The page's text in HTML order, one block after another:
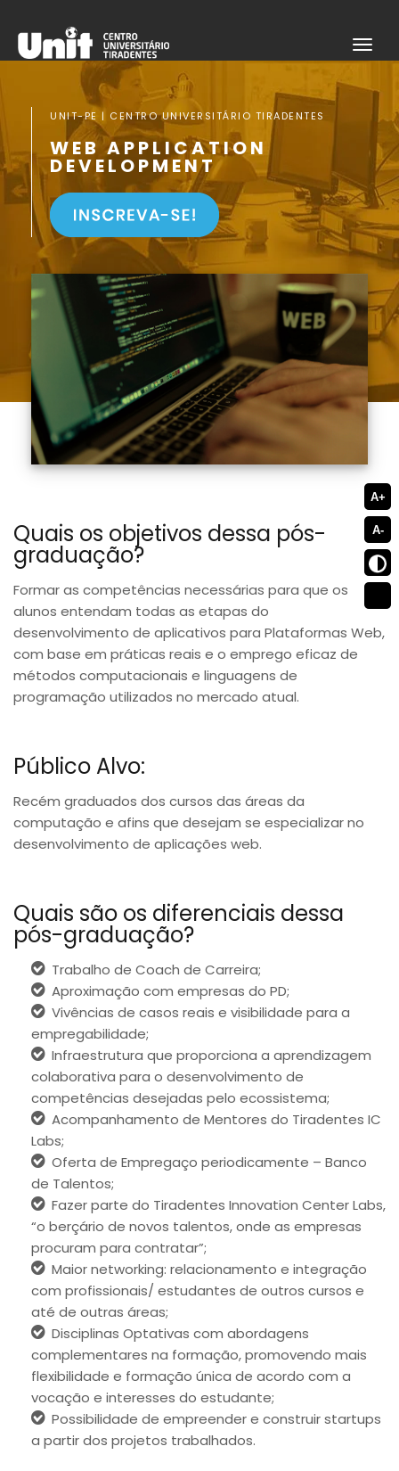
UNIT-PE | CENTRO UNIVERSITÁRIO TIRADENTES
WEB APPLICATION
DEVELOPMENT
Quais os objetivos dessa pós-
graduação?
Formar as competências necessárias para que os
alunos entendam todas as etapas do
desenvolvimento de aplicativos para Plataformas Web,
com base em práticas reais e o emprego eficaz de
métodos computacionais e linguagens de
programação utilizados no mercado atual.
Público Alvo:
Recém graduados dos cursos das áreas da
computação e afins que desejam se especializar no
desenvolvimento de aplicações web.
Quais são os diferenciais dessa
pós-graduação?
Trabalho de Coach de Carreira;
Aproximação com empresas do PD;
Vivências de casos reais e visibilidade para a
empregabilidade;
Infraestrutura que proporciona a aprendizagem
colaborativa para o desenvolvimento de
competências desejadas pelo ecossistema;
Acompanhamento de Mentores do Tiradentes IC
Labs;
Oferta de Empregaço periodicamente – Banco
de Talentos;
Fazer parte do Tiradentes Innovation Center Labs,
“o berçário de novos talentos, onde as empresas
procuram para contratar”;
Maior networking: relacionamento e integração
com profissionais/ estudantes de outros cursos e
até de outras áreas;
Disciplinas Optativas com abordagens
complementares na formação, promovendo mais
flexibilidade e formação única de acordo com a
vocação e interesses do estudante;
Possibilidade de empreender e construir startups
a partir dos projetos trabalhados.
A+
A-